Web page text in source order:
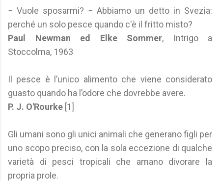
− Vuole sposarmi? − Abbiamo un detto in Svezia:
perché un solo pesce quando c'è il fritto misto?
Paul Newman ed Elke Sommer, Intrigo a
Stoccolma, 1963
Il pesce è l’unico alimento che viene considerato
guasto quando ha l’odore che dovrebbe avere.
P. J. O'Rourke [1]
Gli umani sono gli unici animali che generano figli per
uno scopo preciso, con la sola eccezione di qualche
varietà di pesci tropicali che amano divorare la
propria prole.